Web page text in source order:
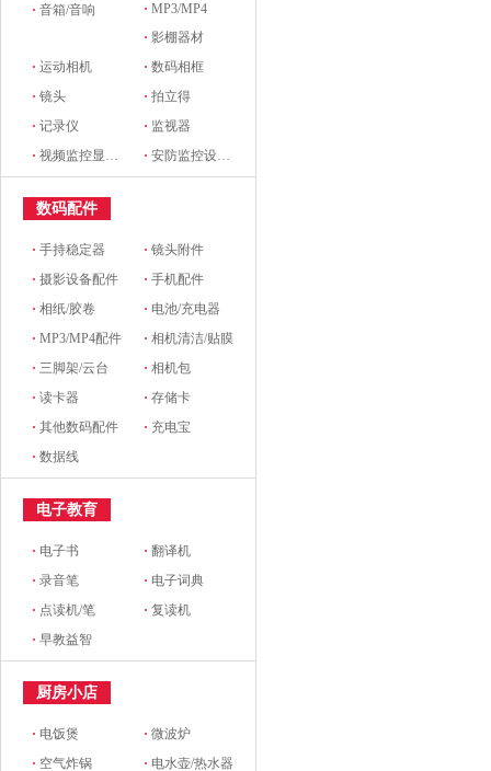
·音箱/音响 ·MP3/MP4
·影棚器材
·运动相机 ·数码相框
·镜头 ·拍立得
·记录仪 · 监视器
·视频监控显示设备及配件 ·安防监控设备及配件
数码配件
·手持稳定器 ·镜头附件
·摄影设备配件 ·手机配件
·相纸/胶卷 · 电池/充电器
·MP3/MP4配件 ·相机清洁/贴膜
·三脚架/云台 ·相机包
·读卡器 ·存储卡
·其他数码配件 · 充电宝
·数据线
电子教育
· 电子书 ·翻译机
·录音笔 · 电子词典
· 点读机/笔 ·复读机
·早教益智
厨房小店
· 电饭煲 ·微波炉
· 空气炸锅 · 电水壶/热水器